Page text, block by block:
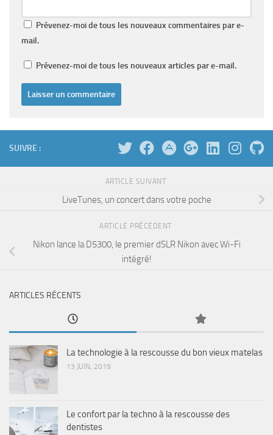
Prévenez-moi de tous les nouveaux commentaires par e-
mail.
Prévenez-moi de tous les nouveaux articles par e-mail.
SUIVRE :
ARTICLE SUIVANT
LiveTunes, un concert dans votre poche
ARTICLE PRÉCÉDENT
Nikon lance la D5300, le premier dSLR Nikon avec Wi-Fi
intégré!
ARTICLES RÉCENTS
La technologie à la rescousse du bon vieux matelas
13 JUIN, 2019
Le confort par la techno à la rescousse des
dentistes